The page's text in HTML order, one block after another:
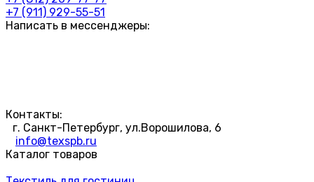
+7 (911) 929-55-51
Написать в мессенджеры:
Контакты:
г. Санкт-Петербург, ул.Ворошилова, 6
info@texspb.ru
Каталог товаров